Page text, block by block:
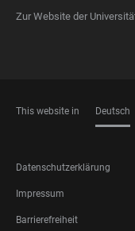
Zur Website der
This website in Deutsch
FOOTER
LEGAL
Datenschutzerklärung
Impressum
Barrierefreiheit